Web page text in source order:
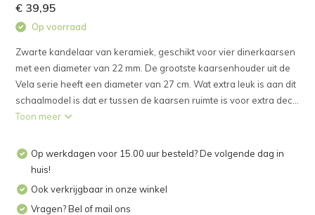
€ 39,95
Op voorraad
Zwarte kandelaar van keramiek, geschikt voor vier dinerkaarsen
met een diameter van 22 mm. De grootste kaarsenhouder uit de
Vela serie heeft een diameter van 27 cm. Wat extra leuk is aan dit
schaalmodel is dat er tussen de kaarsen ruimte is voor extra dec...
Toon meer
Op werkdagen voor 15.00 uur besteld? De volgende dag in
huis!
Ook verkrijgbaar in onze winkel
Vragen? Bel of mail ons